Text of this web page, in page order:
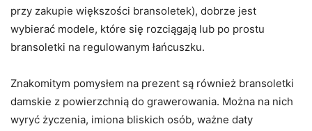
przy zakupie większości bransoletek), dobrze jest
wybierać modele, które się rozciągają lub po prostu
bransoletki na regulowanym łańcuszku.
Znakomitym pomysłem na prezent są również bransoletki
damskie z powierzchnią do grawerowania. Można na nich
wyryć życzenia, imiona bliskich osób, ważne daty